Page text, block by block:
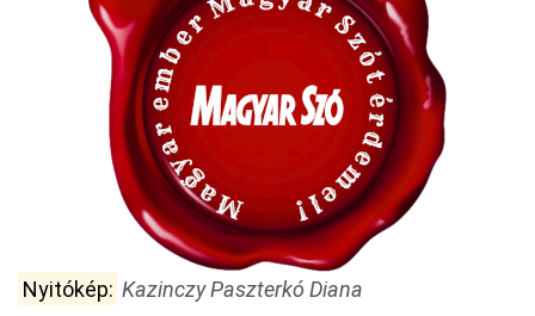
Nyitókép: Kazinczy Paszterkó Diana